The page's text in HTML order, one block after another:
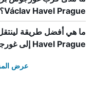
Václav Havel Prague؟
Havel Prague إلى غورجوس براغ رومز؟
عرض